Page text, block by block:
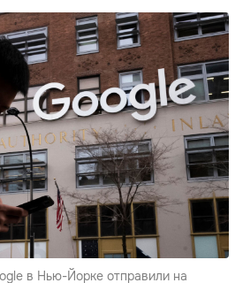
в Нью-Йорке отправили на